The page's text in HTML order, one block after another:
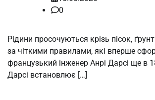
0
Рідини просочуються крізь пісок, ґрунт
за чіткими правилами, які вперше
французький інженер Анрі Дарсі ще в
Дарсі встановлює […]